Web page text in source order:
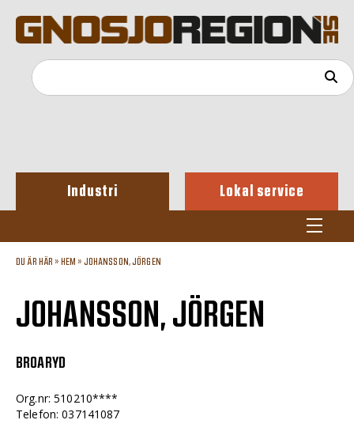
Industri Lokal service
DU ÄR HÄR » HEM » JOHANSSON, JÖRGEN
JOHANSSON, JÖRGEN
BROARYD
Org.nr: 510210****
Telefon: 037141087